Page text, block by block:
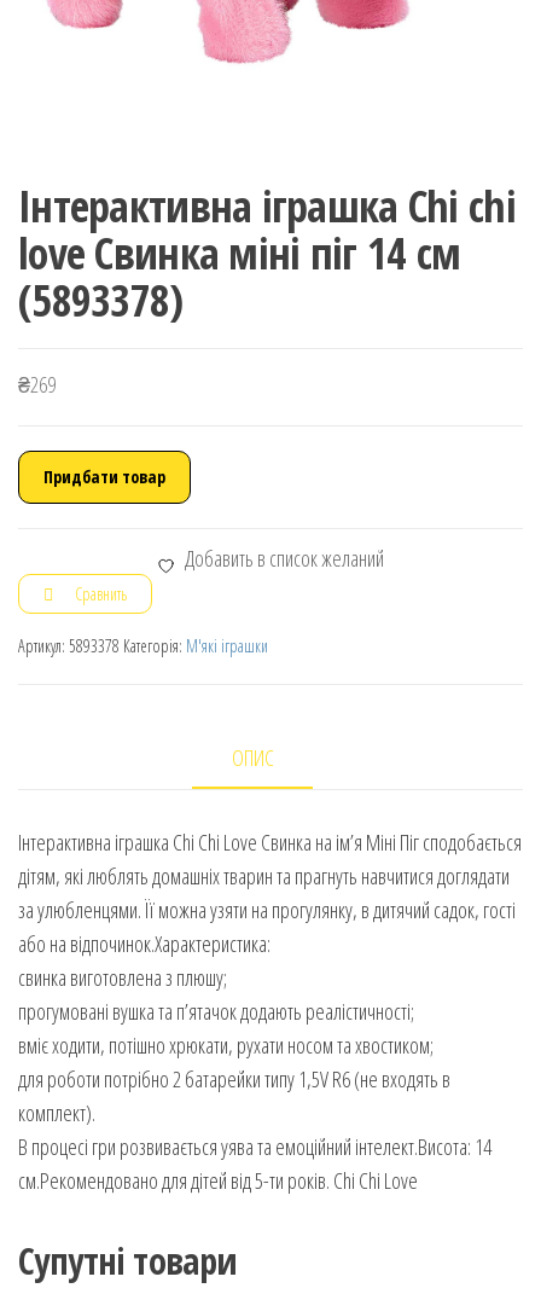
Інтерактивна іграшка Chi chi
love Свинка міні піг 14 см
(5893378)
₴269
Придбати товар
Добавить в список желаний
Сравнить
Артикул: 5893378 Категорія: М'які іграшки
ОПИС
Інтерактивна іграшка Chi Chi Love Свинка на ім’я Міні Піг сподобається
дітям, які люблять домашніх тварин та прагнуть навчитися доглядати
за улюбленцями. Її можна узяти на прогулянку, в дитячий садок, гості
або на відпочинок.Характеристика:
свинка виготовлена з плюшу;
прогумовані вушка та п’ятачок додають реалістичності;
вміє ходити, потішно хрюкати, рухати носом та хвостиком;
для роботи потрібно 2 батарейки типу 1,5V R6 (не входять в
комплект).
В процесі гри розвивається уява та емоційний інтелект.Висота: 14
см.Рекомендовано для дітей від 5-ти років. Chi Chi Love
Супутні товари